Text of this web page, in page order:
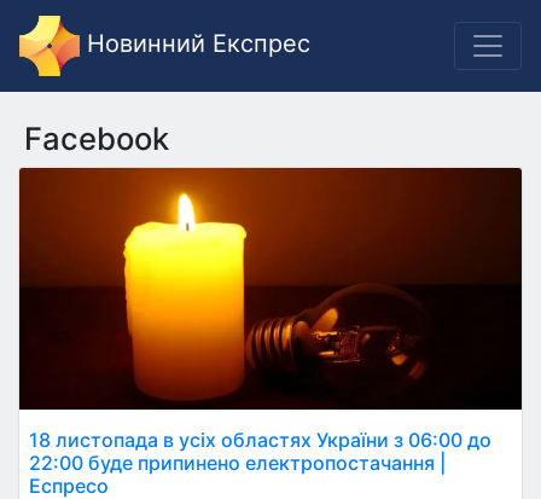
Новинний Експрес
Facebook
18 листопада в усіх областях України з 06:00 до
22:00 буде припинено електропостачання |
Еспресо